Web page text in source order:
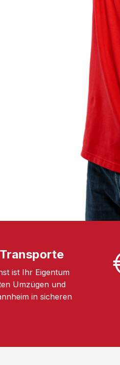
ist Ihr Eigentum
Umzügen und
in sicheren